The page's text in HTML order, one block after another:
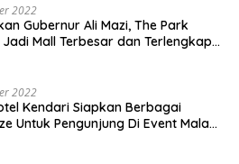
2022
Gubernur Ali Mazi, The Park
Mall Terbesar dan Terlengkap
2022
Kendari Siapkan Berbagai
Untuk Pengunjung Di Event Malam